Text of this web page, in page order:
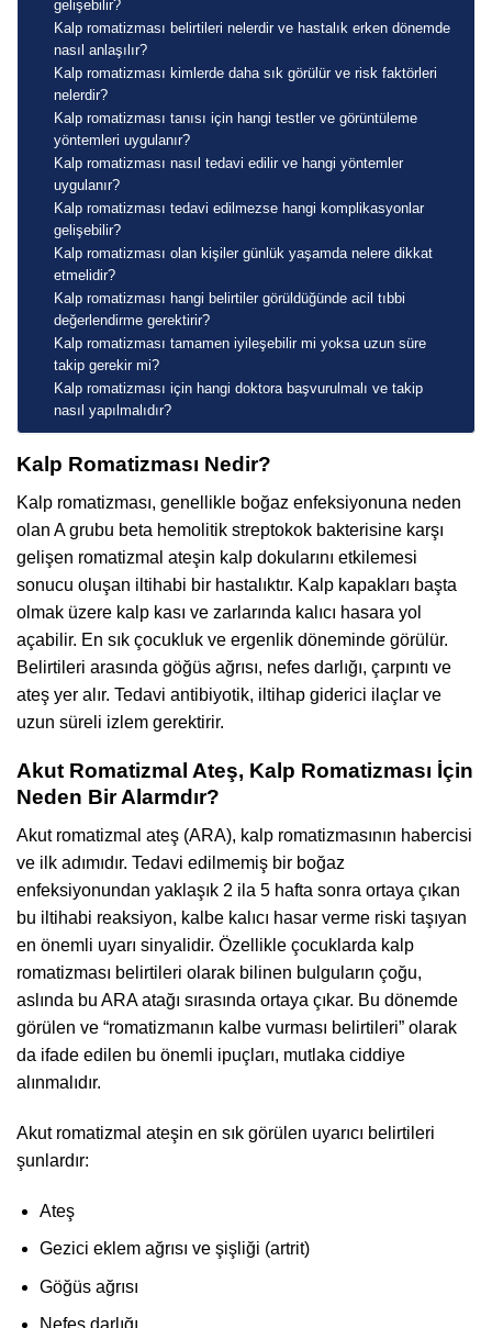
gelişebilir?
Kalp romatizması belirtileri nelerdir ve hastalık erken dönemde
nasıl anlaşılır?
Kalp romatizması kimlerde daha sık görülür ve risk faktörleri
nelerdir?
Kalp romatizması tanısı için hangi testler ve görüntüleme
yöntemleri uygulanır?
Kalp romatizması nasıl tedavi edilir ve hangi yöntemler
uygulanır?
Kalp romatizması tedavi edilmezse hangi komplikasyonlar
gelişebilir?
Kalp romatizması olan kişiler günlük yaşamda nelere dikkat
etmelidir?
Kalp romatizması hangi belirtiler görüldüğünde acil tıbbi
değerlendirme gerektirir?
Kalp romatizması tamamen iyileşebilir mi yoksa uzun süre
takip gerekir mi?
Kalp romatizması için hangi doktora başvurulmalı ve takip
nasıl yapılmalıdır?
Kalp Romatizması Nedir?
Kalp romatizması, genellikle boğaz enfeksiyonuna neden
olan A grubu beta hemolitik streptokok bakterisine karşı
gelişen romatizmal ateşin kalp dokularını etkilemesi
sonucu oluşan iltihabi bir hastalıktır. Kalp kapakları başta
olmak üzere kalp kası ve zarlarında kalıcı hasara yol
açabilir. En sık çocukluk ve ergenlik döneminde görülür.
Belirtileri arasında göğüs ağrısı, nefes darlığı, çarpıntı ve
ateş yer alır. Tedavi antibiyotik, iltihap giderici ilaçlar ve
uzun süreli izlem gerektirir.
Akut Romatizmal Ateş, Kalp Romatizması İçin
Neden Bir Alarmdır?
Akut romatizmal ateş (ARA), kalp romatizmasının habercisi
ve ilk adımıdır. Tedavi edilmemiş bir boğaz
enfeksiyonundan yaklaşık 2 ila 5 hafta sonra ortaya çıkan
bu iltihabi reaksiyon, kalbe kalıcı hasar verme riski taşıyan
en önemli uyarı sinyalidir. Özellikle çocuklarda kalp
romatizması belirtileri olarak bilinen bulguların çoğu,
aslında bu ARA atağı sırasında ortaya çıkar. Bu dönemde
görülen ve “romatizmanın kalbe vurması belirtileri” olarak
da ifade edilen bu önemli ipuçları, mutlaka ciddiye
alınmalıdır.
Akut romatizmal ateşin en sık görülen uyarıcı belirtileri
şunlardır:
Ateş
Gezici eklem ağrısı ve şişliği (artrit)
Göğüs ağrısı